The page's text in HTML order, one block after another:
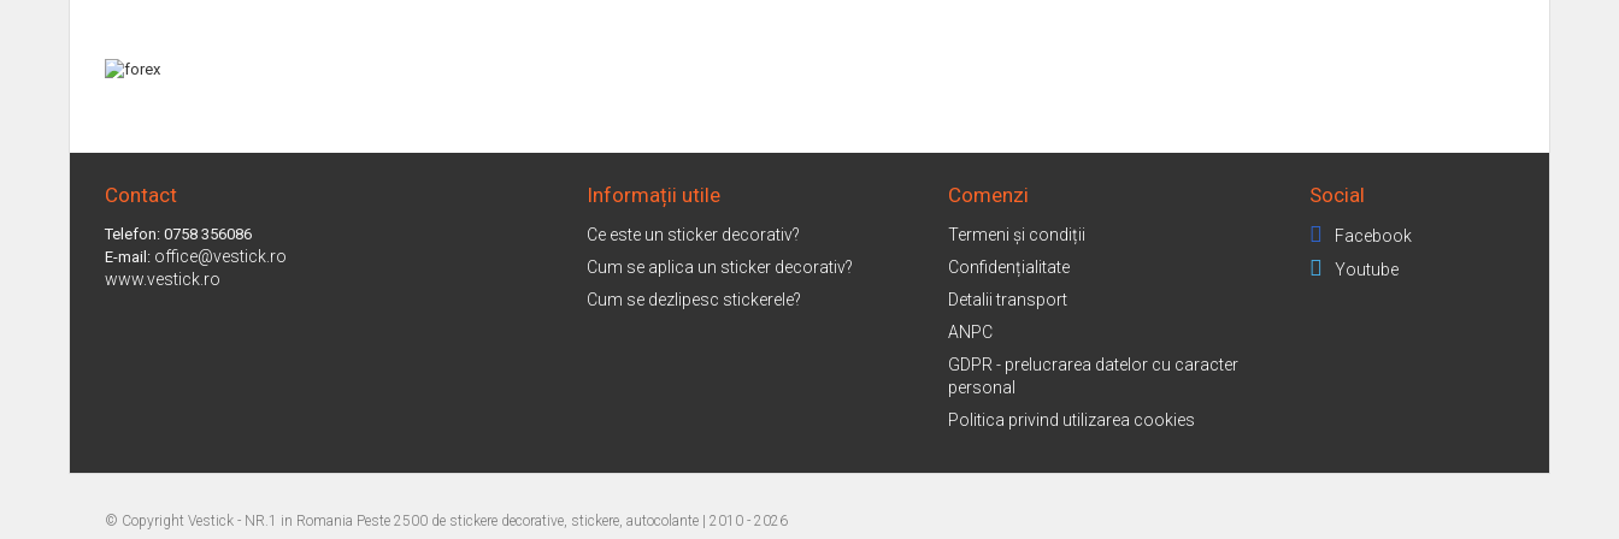
Contact
Telefon: 0758 356086
E-mail: office@vestick.ro
www.vestick.ro
Informații utile
Ce este un sticker decorativ?
Cum se aplica un sticker decorativ?
Cum se dezlipesc stickerele?
Comenzi
Termeni și condiții
Confidențialitate
Detalii transport
ANPC
GDPR - prelucrarea datelor cu caracter
personal
Politica privind utilizarea cookies
Social
Facebook
Youtube
© Copyright Vestick - NR.1 in Romania Peste 2500 de stickere decorative, stickere, autocolante | 2010 - 2026